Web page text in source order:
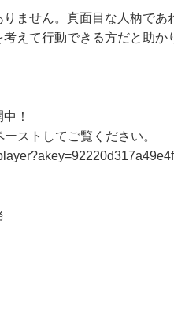
中！